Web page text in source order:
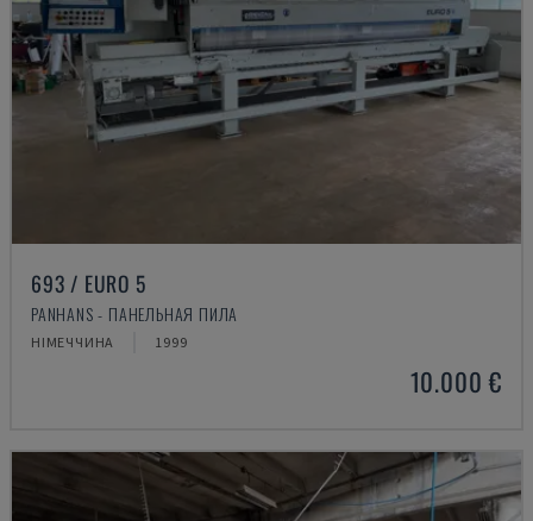
693 / EURO 5
PANHANS - ПАНЕЛЬНАЯ ПИЛА
НІМЕЧЧИНА 1999
10.000 €